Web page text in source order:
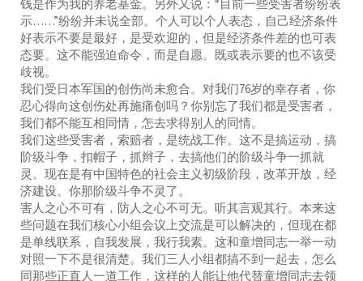
钱是作为我的养老基金。另外又说：“目前一些受害者纷纷表
示……”纷纷并未说全部。个人可以个人表态，自己经济条件
好表示不要是最好，是受欢迎的，但是经济条件差的也可表
态要。这不能强迫命令，而是自愿。既或表示要的也不该受
歧视。
我们受日本军国的创伤尚未愈合。对我们76岁的幸存者，你
忍心得向这创伤处再施痛创吗？你别忘了我们都是受害者，
我们都不能互相同情，怎去求得别人的同情。
我们这些受害者，索赔者，是统战工作。这不是搞运动，搞
阶级斗争，扣帽子，抓辫子，去搞他们的阶级斗争一抓就
灵。现在是有中国特色的社会主义初级阶段，改革开放，经
济建设。你那阶级斗争不灵了。
害人之心不可有，防人之心不可无。听其言观其行。本来这
些问题在我们核心小组会议上交流是可以解决的，但现在都
是单线联系，自我发展，我行我素。这和童增同志一举一动
对照一下不是很清楚。我们三人小组都搞不到一起去，怎么
同那些正直人一道工作，这样的人能让他代替童增同志去领